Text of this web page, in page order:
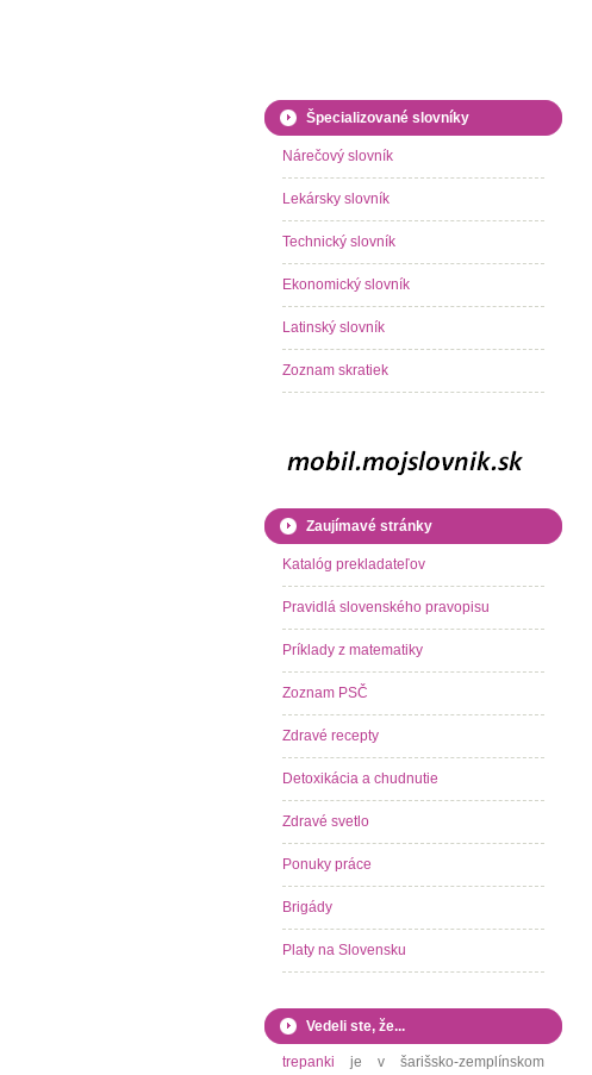
Špecializované slovníky
Nárečový slovník
Lekársky slovník
Technický slovník
Ekonomický slovník
Latinský slovník
Zoznam skratiek
Zaujímavé stránky
Katalóg prekladateľov
Pravidlá slovenského pravopisu
Príklady z matematiky
Zoznam PSČ
Zdravé recepty
Detoxikácia a chudnutie
Zdravé svetlo
Ponuky práce
Brigády
Platy na Slovensku
Vedeli ste, že...
trepanki je v šarišsko-zemplínskom